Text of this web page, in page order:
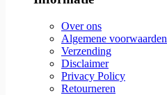
Over ons
Algemene voorwaarden
Verzending
Disclaimer
Privacy Policy
Retourneren